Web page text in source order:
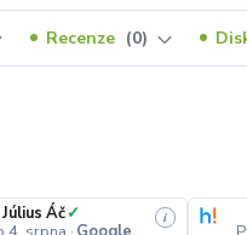
Recenze 0
Július Áč✓
i